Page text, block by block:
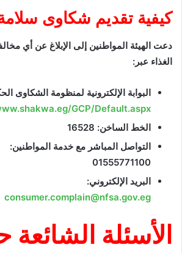
كيفية تقديم شكاوى سلامة
دعت الهيئة المواطنين إلى الإبلاغ عن أي
الغذاء عبر:
البوابة الإلكترونية لمنظومة الشكاوى
GCP/Default.aspx
الخط الساخن: 16528
التواصل المباشر مع خدمة المواطنين:
01555771100
البريد الإلكتروني:
consumer.complain@nfsa.gov.eg
الأسئلة الشائعة